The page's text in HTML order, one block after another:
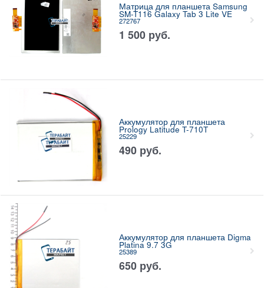
Матрица для планшета Samsung
SM-T116 Galaxy Tab 3 Lite VE
272767
1 500 руб.
Аккумулятор для планшета
Prology Latitude T-710T
25229
490 руб.
Аккумулятор для планшета Digma
Platina 9.7 3G
25389
650 руб.